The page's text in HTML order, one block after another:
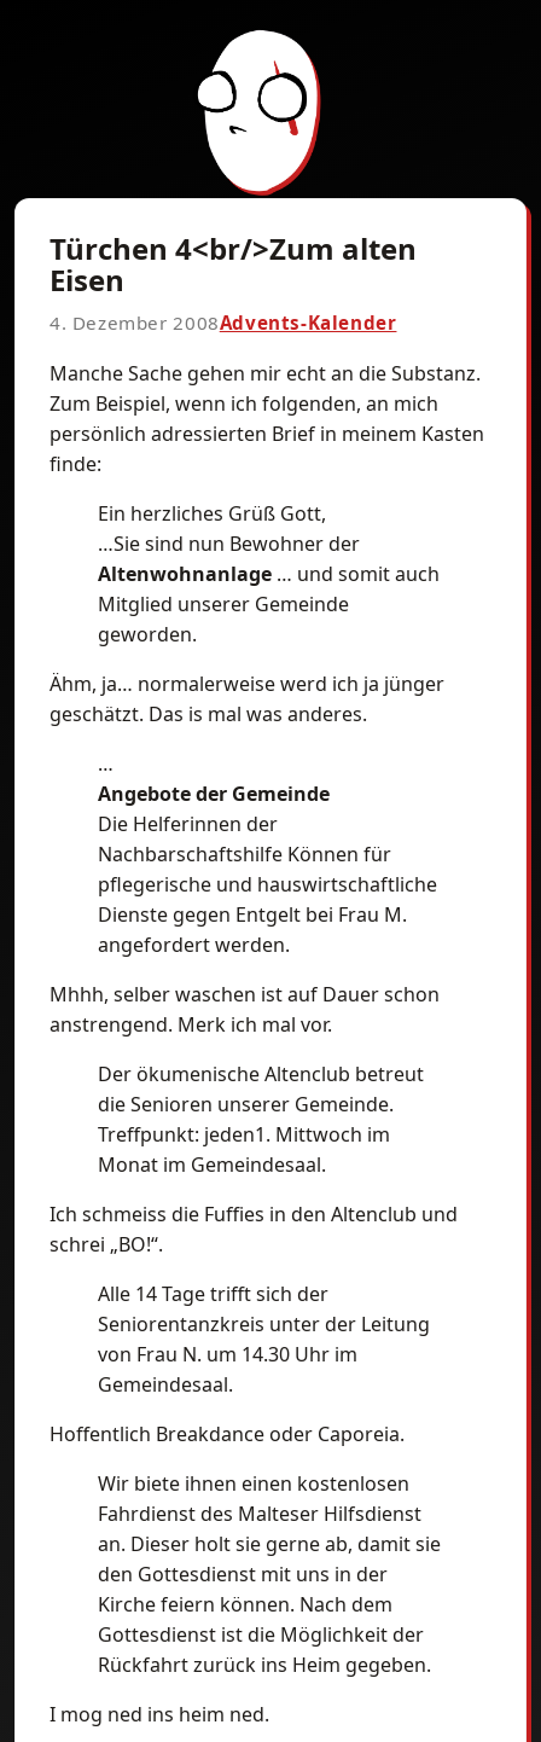
Türchen 4<br/>Zum alten
Eisen
4. Dezember 2008Advents-Kalender
Manche Sache gehen mir echt an die Substanz.
Zum Beispiel, wenn ich folgenden, an mich
persönlich adressierten Brief in meinem Kasten
finde:
Ein herzliches Grüß Gott,
…Sie sind nun Bewohner der
Altenwohnanlage … und somit auch
Mitglied unserer Gemeinde
geworden.
Ähm, ja… normalerweise werd ich ja jünger
geschätzt. Das is mal was anderes.
…
Angebote der Gemeinde
Die Helferinnen der
Nachbarschaftshilfe Können für
pflegerische und hauswirtschaftliche
Dienste gegen Entgelt bei Frau M.
angefordert werden.
Mhhh, selber waschen ist auf Dauer schon
anstrengend. Merk ich mal vor.
Der ökumenische Altenclub betreut
die Senioren unserer Gemeinde.
Treffpunkt: jeden1. Mittwoch im
Monat im Gemeindesaal.
Ich schmeiss die Fuffies in den Altenclub und
schrei „BO!“.
Alle 14 Tage trifft sich der
Seniorentanzkreis unter der Leitung
von Frau N. um 14.30 Uhr im
Gemeindesaal.
Hoffentlich Breakdance oder Caporeia.
Wir biete ihnen einen kostenlosen
Fahrdienst des Malteser Hilfsdienst
an. Dieser holt sie gerne ab, damit sie
den Gottesdienst mit uns in der
Kirche feiern können. Nach dem
Gottesdienst ist die Möglichkeit der
Rückfahrt zurück ins Heim gegeben.
I mog ned ins heim ned.